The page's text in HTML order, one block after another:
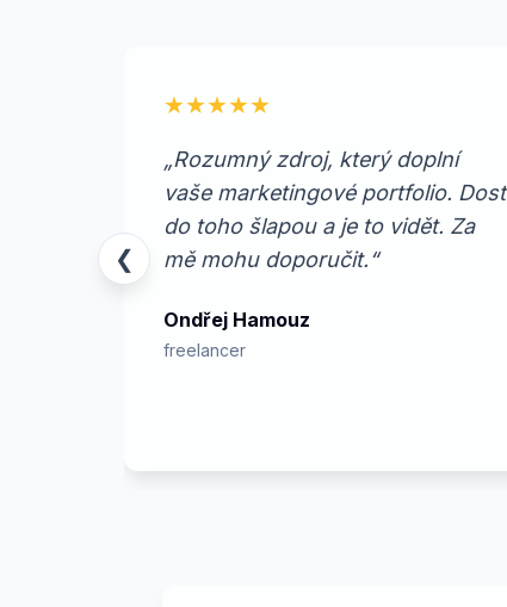
❮
★★★★★
„Rozumný zdroj, který doplní
vaše marketingové portfolio. Dost
do toho šlapou a je to vidět. Za
mě mohu doporučit.“
Ondřej Hamouz
freelancer